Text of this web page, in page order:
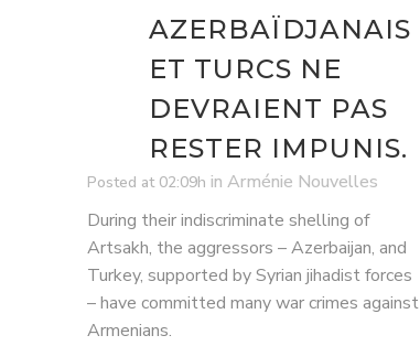
AZERBAÏDJANAIS
ET TURCS NE
DEVRAIENT PAS
RESTER IMPUNIS.
Posted at 02:09h inArménie Nouvelles
During their indiscriminate shelling of
Artsakh, the aggressors – Azerbaijan, and
Turkey, supported by Syrian jihadist forces
– have committed many war crimes against
Armenians.